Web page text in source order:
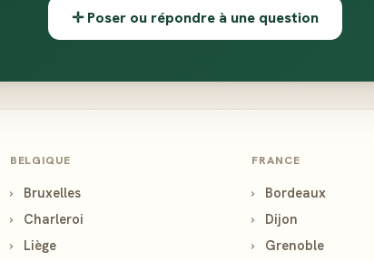
✛ Poser ou répondre à une question
BELGIQUE
›
Bruxelles
›
Charleroi
›
Liège
FRANCE
›
Bordeaux
›
Dijon
›
Grenoble